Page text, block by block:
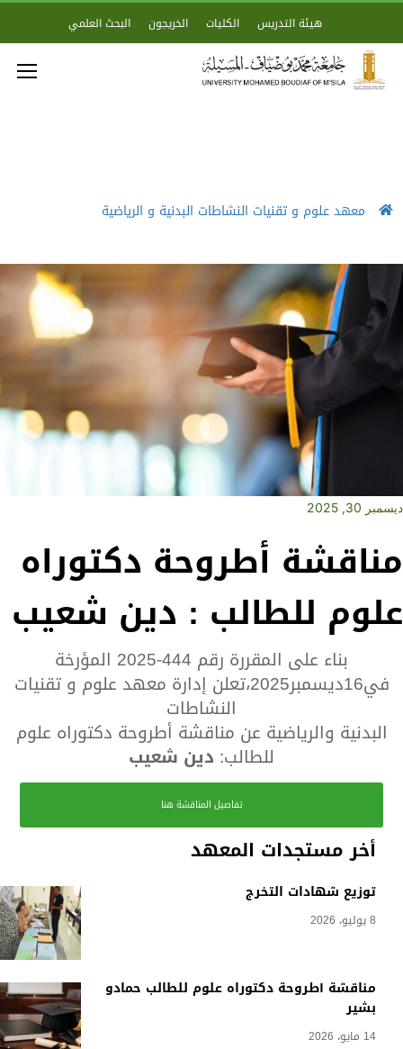
هيئة التدريس الكليات الخريجون البحث العلمي
معهد علوم و تقنيات النشاطات البدنية و الرياضية
أخر مستجدات المعهد
توزيع شهادات التخرج
8 يوليو، 2026
مناقشة أطروحة دكتوراه علوم للطالب حمادو
بشير
14 مايو، 2026
ديسمبر 30, 2025
مناقشة أطروحة دكتوراه
علوم للطالب : دين شعيب
بناء على المقررة رقم 444-2025 المؤرخة
في16ديسمبر2025،تعلن إدارة معهد علوم و تقنيات
النشاطات
البدنية والرياضية عن مناقشة أطروحة دكتوراه علوم
للطالب: دين شعيب
تفاصيل المناقشة هنا